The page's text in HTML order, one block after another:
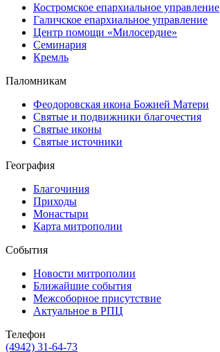
Костромское епархиальное управление
Галичское епархиальное управление
Центр помощи «Милосердие»
Семинария
Кремль
Паломникам
Феодоровская икона Божией Матери
Святые и подвижники благочестия
Святые иконы
Святые источники
География
Благочиния
Приходы
Монастыри
Карта митрополии
События
Новости митрополии
Ближайшие события
Межсоборное присутствие
Актуальное в РПЦ
Телефон
(4942) 31-64-73